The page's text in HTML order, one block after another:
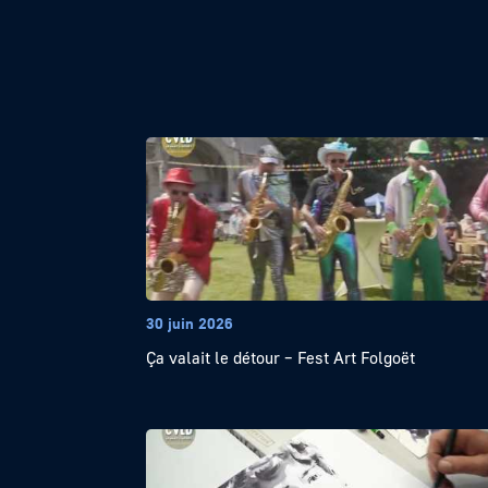
30 juin 2026
Ça valait le détour – Fest Art Folgoët